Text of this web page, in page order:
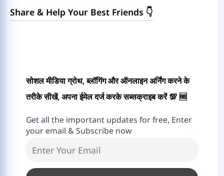
Share & Help Your Best Friends 👇
सोशल मीडिया ग्रोथ, ब्लॉगिंग और ऑनलाइन अर्निंग करने के
तरीके सीखें, अपना ईमेल दर्ज करके सब्सक्राइब करें 💯 🆓
Get all the important updates for free, Enter
your email & Subscribe now